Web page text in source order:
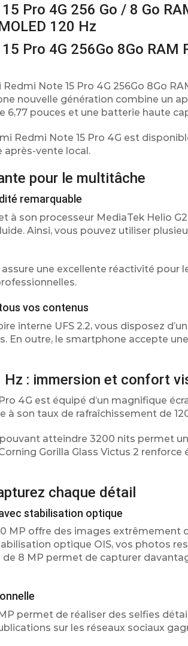
Pro 4G 256 Go / 8 Go
120 Hz
Pro 4G 256Go 8Go
Note 15 Pro 4G 256Go 8Go
nouvelle génération combine un
6,77 pouces et une batterie haute
Redmi Note 15 Pro 4G est
après-vente local.
pour le multitâche
remarquable
à son processeur MediaTek Helio
Ainsi, vous pouvez utiliser
une excellente réactivité pour
vos contenus
interne UFS 2.2, vous disposez
En outre, le smartphone accepte
Hz : immersion et confort
4G est équipé d’un magnifique
à son taux de rafraîchissement de
atteindre 3200 nits permet
Gorilla Glass Victus 2
chaque détail
stabilisation optique
MP offre des images extrêmement
optique OIS, vos photos
de 8 MP permet de capturer
permet de réaliser des selfies
sur les réseaux sociaux